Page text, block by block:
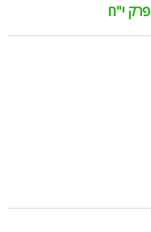
פרק י"ח